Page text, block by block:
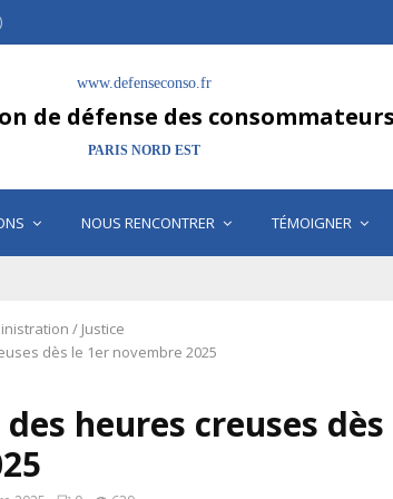
www.defenseconso.fr
de défense des consommateurs
PARIS NORD EST
NOUS RENCONTRER TÉMOIGNER
/ Justice
dès le 1er novembre 2025
heures creuses